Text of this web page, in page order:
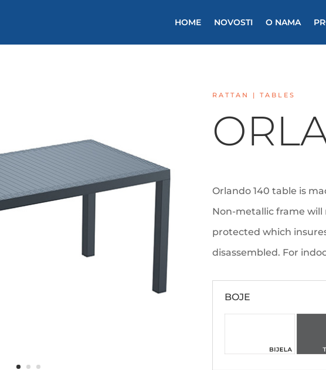
HOME NOVOSTI O NAMA
RATTAN | TABLES
Orlando 140 table is
Non-metallic frame will
protected which
disassembled. For
BOJE